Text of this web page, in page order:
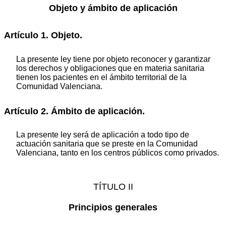
Objeto y ámbito de aplicación
Artículo 1. Objeto.
La presente ley tiene por objeto reconocer y garantizar
los derechos y obligaciones que en materia sanitaria
tienen los pacientes en el ámbito territorial de la
Comunidad Valenciana.
Artículo 2. Ámbito de aplicación.
La presente ley será de aplicación a todo tipo de
actuación sanitaria que se preste en la Comunidad
Valenciana, tanto en los centros públicos como privados.
TÍTULO II
Principios generales